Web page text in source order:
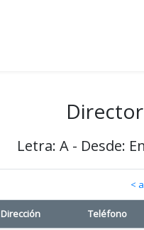
Letra: A - Desde:
<
Dirección Teléfono